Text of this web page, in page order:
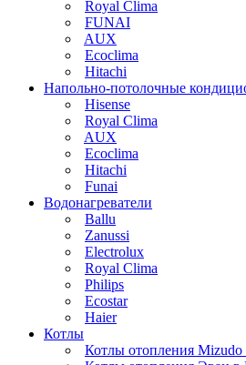
Royal Clima
FUNAI
AUX
Ecoclima
Hitachi
Напольно-потолочные
Hisense
Royal Clima
AUX
Ecoclima
Hitachi
Funai
Водонагреватели
Ballu
Zanussi
Electrolux
Royal Clima
Philips
Ecostar
Haier
Котлы
Котлы отопления Mizudo